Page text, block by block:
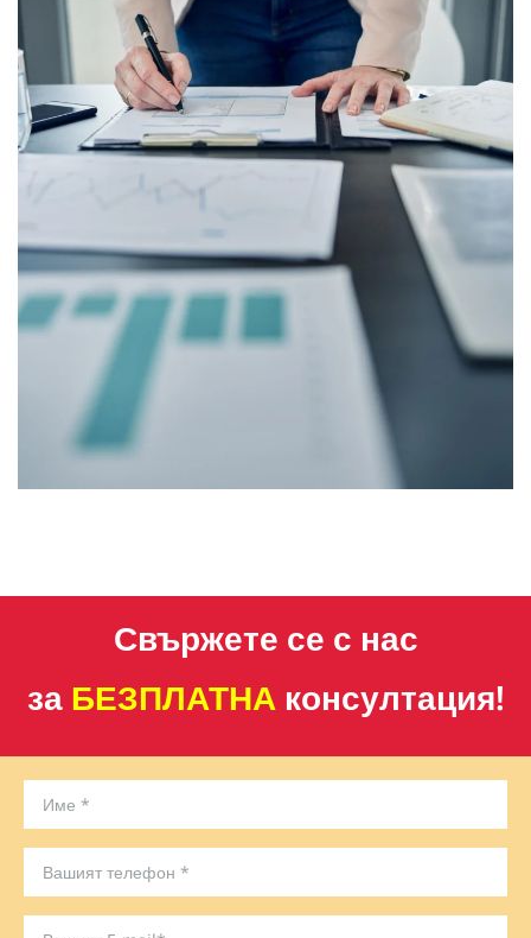
Свържете се с нас
за БЕЗПЛАТНА консултация!